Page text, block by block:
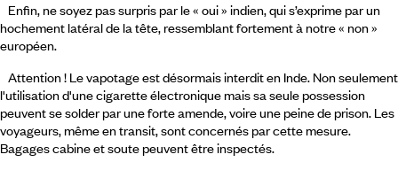
Enfin, ne soyez pas surpris par le « oui » indien, qui s’exprime par un
hochement latéral de la tête, ressemblant fortement à notre « non »
européen.
Attention ! Le vapotage est désormais interdit en Inde. Non seulement
l'utilisation d'une cigarette électronique mais sa seule possession
peuvent se solder par une forte amende, voire une peine de prison. Les
voyageurs, même en transit, sont concernés par cette mesure.
Bagages cabine et soute peuvent être inspectés.